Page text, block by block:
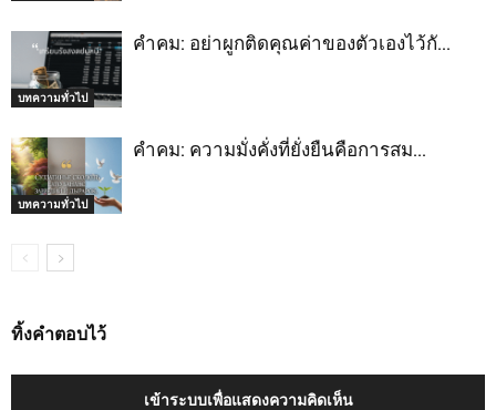
บทความทั่วไป
คำคม: อย่าผูกติดคุณค่าของตัวเองไว้กั…
บทความทั่วไป
คำคม: ความมั่งคั่งที่ยั่งยืนคือการสม…
ทิ้งคำตอบไว้
เข้าระบบเพื่อแสดงความคิดเห็น